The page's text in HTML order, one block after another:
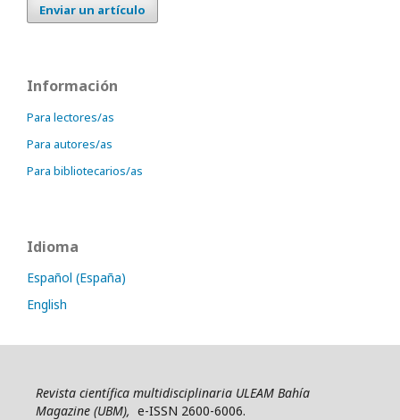
Enviar un artículo
Información
Para lectores/as
Para autores/as
Para bibliotecarios/as
Idioma
Español (España)
English
Revista científica multidisciplinaria ULEAM Bahía
Magazine (UBM), e-ISSN 2600-6006.